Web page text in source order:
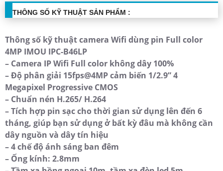
THÔNG SỐ KỸ THUẬT SẢN PHẨM :
Thông số kỹ thuật camera Wifi dùng pin Full color
4MP IMOU IPC-B46LP
– Camera IP Wifi Full color không dây 100%
– Độ phân giải 15fps@4MP cảm biến 1/2.9” 4
Megapixel Progressive CMOS
– Chuẩn nén H.265/ H.264
– Tích hợp pin sạc cho thời gian sử dụng lên đến 6
tháng, giúp bạn sử dụng ở bất kỳ đâu mà không cần
dây nguồn và dây tín hiệu
– 4 chế độ ánh sáng ban đêm
– Ống kính: 2.8mm